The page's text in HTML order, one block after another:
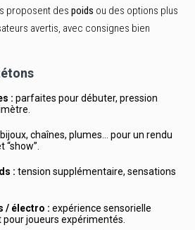
proposent des poids ou des options plus
avertis, avec consignes bien
: parfaites pour débuter, pression
bijoux, chaînes, plumes… pour un rendu
: tension supplémentaire, sensations
/ électro : expérience sensorielle
joueurs expérimentés.